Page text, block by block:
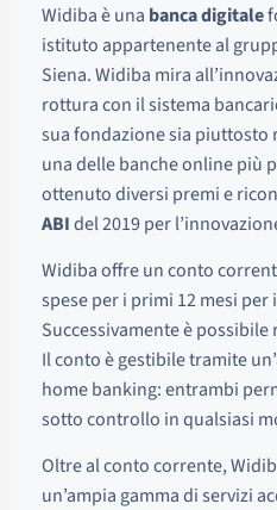
Widiba è una banca digitale
istituto appartenente al
Siena. Widiba mira
rottura con il sistema
sua fondazione sia piuttosto
una delle banche online più
ottenuto diversi premi e
ABIdel 2019 per
Widiba offre un conto
spese per i primi 12 mesi per
Successivamente è
Il conto è gestibile tramite
home banking: entrambi
sotto controllo in qualsiasi
Oltre al conto corrente,
un’ampia gamma di servizi